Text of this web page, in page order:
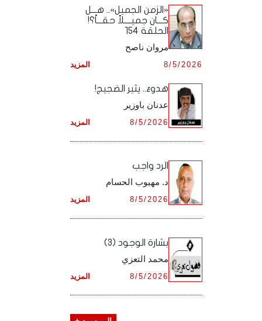
أرشيف شهر نـوفـمـبـر ,
أرشيف شهر ديـسـمـبـر ,
أرشيف شهر أكـتـوبـر ,
أرشيف شهر نـوفـمـبـر ,
أرشيف شهر ديـسـمـبـر ,
أرشيف شهر سـبـتـمـبـر ,
أرشيف شهر أكـتـوبـر ,
أرشيف شهر نـوفـمـبـر ,
أرشيف شهر ديـسـمـبـر ,
«الزمن الجميل».. هـــل
كـــان جميــــلاً حقـــاً؟!
الحلقة 154
مروان ناصح
المزيد 8/5/2026
هدوءٌ.. يثير الضجيج!
عدنان باوزير
المزيد 8/5/2026
الرد واجب
د. مهيوب الحسام
المزيد 8/5/2026
بشارة الوجود (3)
محمد التعزي
المزيد 8/5/2026